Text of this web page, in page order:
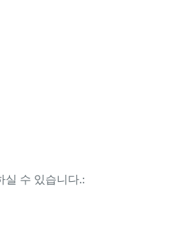
실 수 있습니다.: